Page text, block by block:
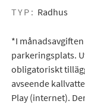
TYP: Radhus
*I
parkeringsplats.
obligatoriskt
avseende
Play (internet).